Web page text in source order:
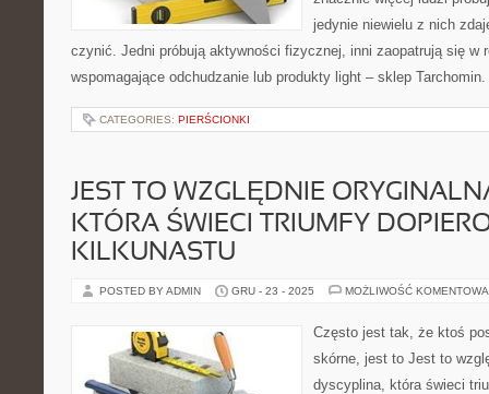
jedynie niewielu z nich
czynić. Jedni próbują aktywności fizycznej, inni zaopatrują się w
wspomagające odchudzanie lub produkty light – sklep
CATEGORIES: PIERŚCIONKI
JEST TO WZGLĘDNIE
KTÓRA ŚWIECI TRIUMFY
KILKUNASTU
POSTED BY ADMIN GRU - 23 - 2025 MOŻLIWOŚĆ
Często jest tak, że ktoś
skórne, jest to Jest to
dyscyplina, która świeci